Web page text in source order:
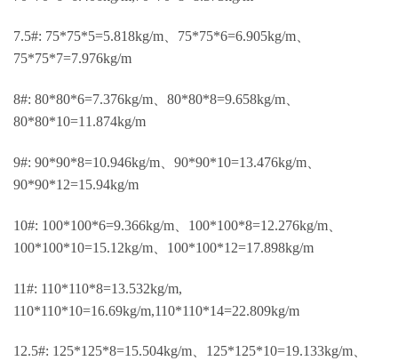
7.5#: 75*75*5=5.818kg/m、75*75*6=6.905kg/m、
75*75*7=7.976kg/m
8#: 80*80*6=7.376kg/m、80*80*8=9.658kg/m、
80*80*10=11.874kg/m
9#: 90*90*8=10.946kg/m、90*90*10=13.476kg/m、
90*90*12=15.94kg/m
10#: 100*100*6=9.366kg/m、100*100*8=12.276kg/m、
100*100*10=15.12kg/m、100*100*12=17.898kg/m
11#: 110*110*8=13.532kg/m,
110*110*10=16.69kg/m,110*110*14=22.809kg/m
12.5#: 125*125*8=15.504kg/m、125*125*10=19.133kg/m、